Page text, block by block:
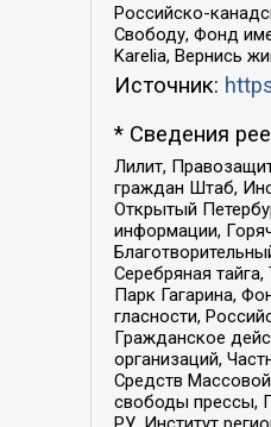
Российско-
Свободу, Фонд
Karelia, Вернись
Источник:
* Сведения
Лилит,
граждан Штаб,
Открытый
информации,
Серебряная
Парк Гагарина,
гласности,
Гражданское
организаций,
Средств
свободы прессы,